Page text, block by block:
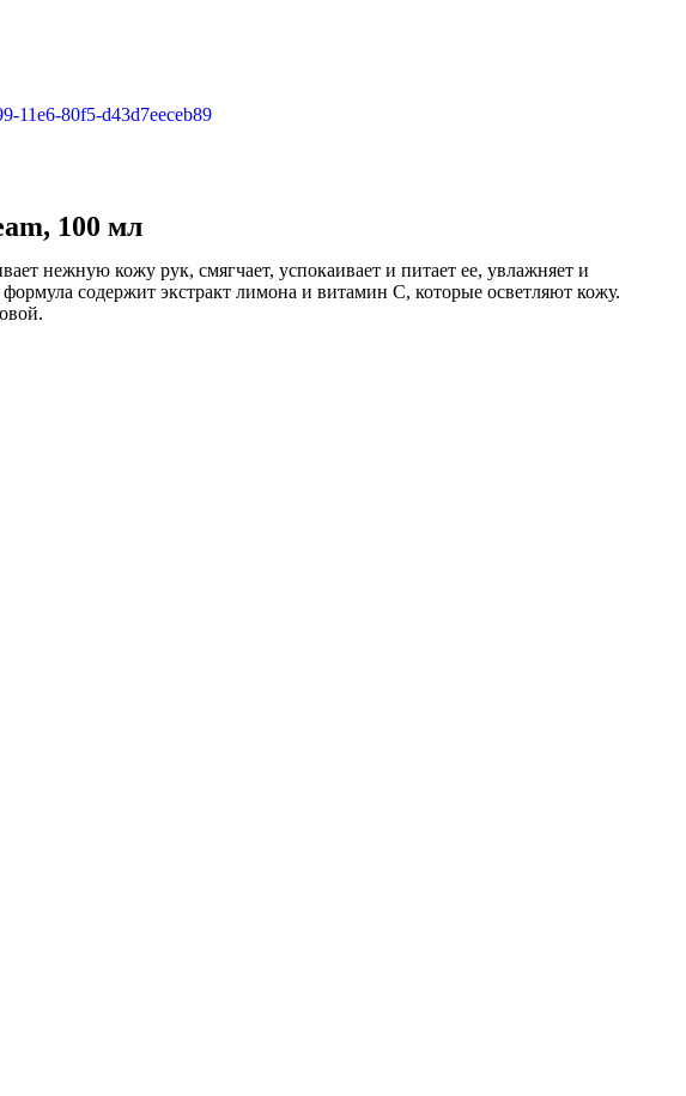
100 мл
нежную кожу рук, смягчает, успокаивает и питает ее, увлажняет и
содержит экстракт лимона и витамин С, которые осветляют кожу.